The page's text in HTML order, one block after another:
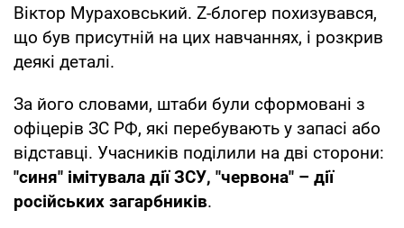
Віктор Мураховський. Z-блогер похизувався,
що був присутній на цих навчаннях, і розкрив
деякі деталі.
За його словами, штаби були сформовані з
офіцерів ЗС РФ, які перебувають у запасі або
відставці. Учасників поділили на дві сторони:
"синя" імітувала дії ЗСУ, "червона" – дії
російських загарбників.